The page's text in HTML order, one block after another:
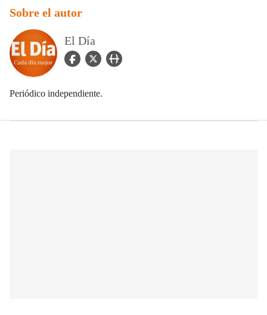
Sobre el autor
El Día
facebook Icon
twitter Iconuser_url Icon
Periódico independiente.